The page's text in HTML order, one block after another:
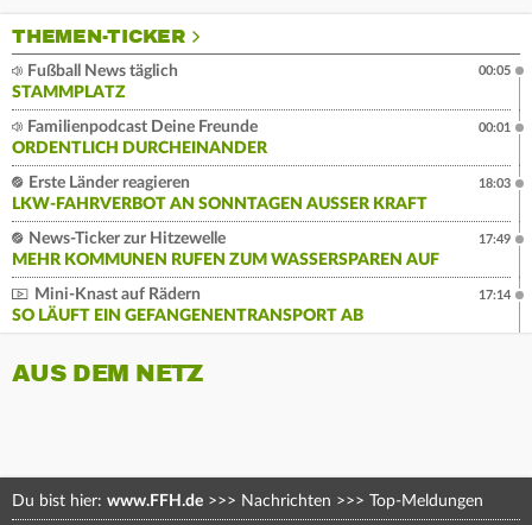
THEMEN-TICKER
Fußball News täglich
STAMMPLATZ
00:05
Familienpodcast Deine Freunde
ORDENTLICH DURCHEINANDER
00:01
Erste Länder reagieren
LKW-FAHRVERBOT AN SONNTAGEN AUSSER KRAFT
18:03
News-Ticker zur Hitzewelle
MEHR KOMMUNEN RUFEN ZUM WASSERSPAREN AUF
17:49
Mini-Knast auf Rädern
SO LÄUFT EIN GEFANGENENTRANSPORT AB
17:14
AUS DEM NETZ
Du bist hier: www.FFH.de >>> Nachrichten >>> Top-Meldungen